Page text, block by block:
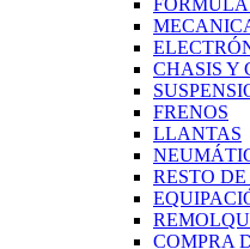
CHASIS Y
FRENOS
LLANTAS
RESTO
COMPRA